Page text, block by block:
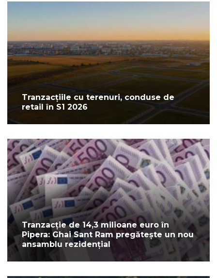
Tranzacțiile cu terenuri, conduse de
retail în S1 2026
Tranzacție de 14,3 milioane euro în
Pipera: Ghai Sant Ram pregătește un nou
ansamblu rezidențial